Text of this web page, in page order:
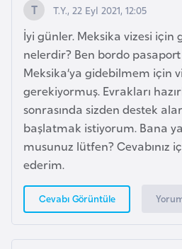
T.Y., 22 Eyl 2021, 12:05
İyi günler. Meksika vizesi
nelerdir? Ben bordo
Meksika’ya gidebilmem için
gerekiyormuş. Evrakları
sonrasında sizden destek
başlatmak istiyorum. Bana
musunuz lütfen? Cevabınız
ederim.
Cevabı Görüntüle
b
i
y
a
G
a
n
a
i
n